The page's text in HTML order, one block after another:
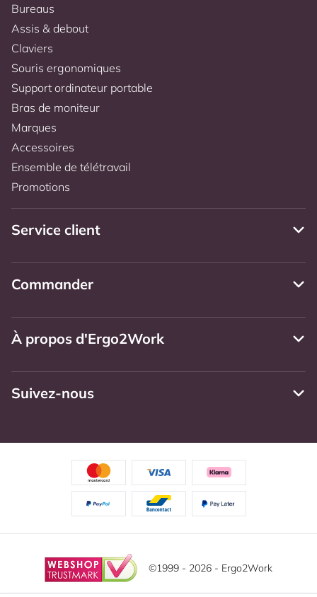
Bureaus
Assis & debout
Claviers
Souris ergonomiques
Support ordinateur portable
Bras de moniteur
Marques
Accessoires
Ensemble de télétravail
Promotions
Service client
Commander
À propos d'Ergo2Work
Suivez-nous
©1999 - 2026 - Ergo2Work